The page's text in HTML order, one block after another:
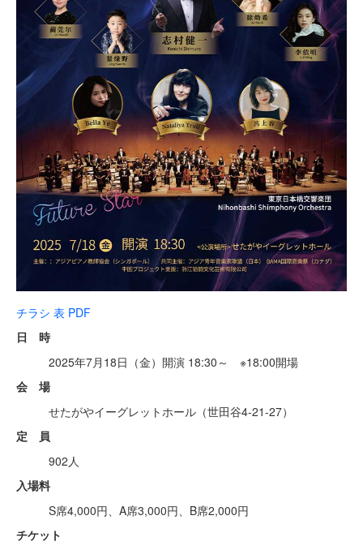
チラシ 表 PDF
日 時
2025年7月18日（金）開演 18:30～ ※18:00開場
会 場
せたがやイーグレットホール（世田谷4-21-27）
定 員
902人
入場料
S席4,000円、A席3,000円、B席2,000円
チケット